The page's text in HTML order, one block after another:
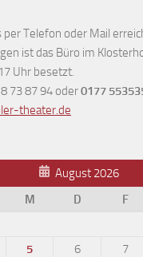
Telefon oder Mail
ist das Büro im
Uhr besetzt.
73 87 94 oder0177
theater.de
August 2026
M D F
5 6 7